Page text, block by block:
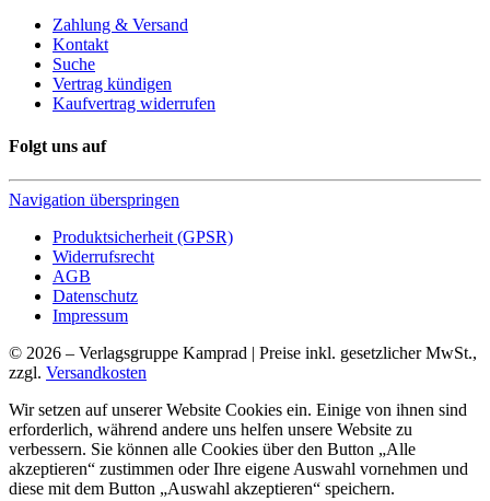
Zahlung & Versand
Kontakt
Suche
Vertrag kündigen
Kaufvertrag widerrufen
Folgt uns auf
Navigation überspringen
Produktsicherheit (GPSR)
Widerrufsrecht
AGB
Datenschutz
Impressum
© 2026 – Verlagsgruppe Kamprad | Preise inkl. gesetzlicher MwSt.,
zzgl. Versandkosten
Wir setzen auf unserer Website Cookies ein. Einige von ihnen sind
erforderlich, während andere uns helfen unsere Website zu
verbessern. Sie können alle Cookies über den Button „Alle
akzeptieren“ zustimmen oder Ihre eigene Auswahl vornehmen und
diese mit dem Button „Auswahl akzeptieren“ speichern.